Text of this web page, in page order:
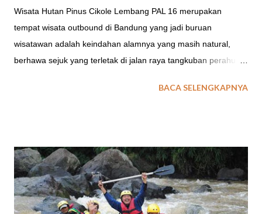
Wisata Hutan Pinus Cikole Lembang PAL 16 merupakan
tempat wisata outbound di Bandung yang jadi buruan
wisatawan adalah keindahan alamnya yang masih natural,
berhawa sejuk yang terletak di jalan raya tangkuban perahu
Bagi wisatawan yang berkunjung ke Tangkuban Perahu dan
perbendaharaan lokasi outbound di Lembang dengan konsep
wisata Lembang Jungle Discovery selain : - Taman Wisata
Grafika Cikole Lembang - Orchid Forest Cikole Lembang -
Zona 235 Cikole Lembang - Cikole Jayagiri - Green Grass
BACA SELENGKAPNYA